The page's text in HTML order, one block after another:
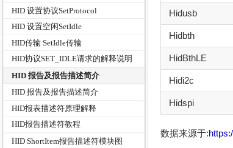
HID 设置协议SetProtocol
HID 设置空闲SetIdle
HID传输 SetIdle传输
HID协议SET_IDLE请求的解释说明
HID 报告及报告描述简介
HID 报告及报告描述简介
HID报表描述符原理解释
HID报告描述符教程
HID ShortItem报告描述符模块图
Hidusb
Hidbth
HidBthLE
Hidi2c
Hidspi
数据来源于: